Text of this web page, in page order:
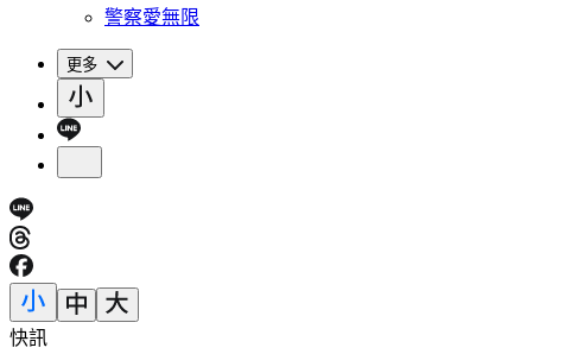
警察愛無限
更多
快訊